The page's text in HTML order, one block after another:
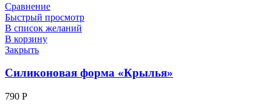
Сравнение
Быстрый просмотр
В список желаний
В корзину
Закрыть
Силиконовая форма «Крылья»
790 Р